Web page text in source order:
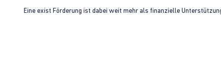
Eine exist Förderung ist dabei weit mehr als finanzielle